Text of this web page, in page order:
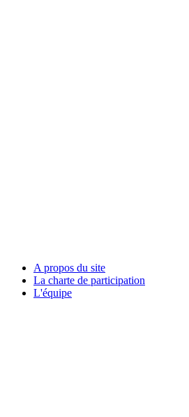
A propos du site
La charte de participation
L'équipe